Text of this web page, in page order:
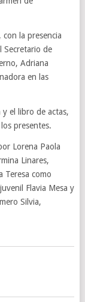
con la presencia
Secretario de
Adriana
en las
el libro de actas,
presentes.
Lorena Paola
Linares,
Teresa como
Flavia Mesa y
Silvia,